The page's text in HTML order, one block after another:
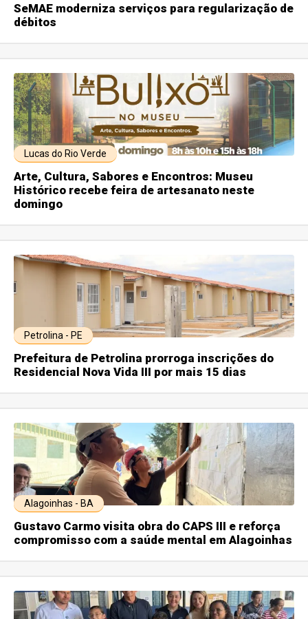
SeMAE moderniza serviços para regularização de
débitos
Lucas do Rio Verde
Arte, Cultura, Sabores e Encontros: Museu
Histórico recebe feira de artesanato neste
domingo
Petrolina - PE
Prefeitura de Petrolina prorroga inscrições do
Residencial Nova Vida III por mais 15 dias
Alagoinhas - BA
Gustavo Carmo visita obra do CAPS III e reforça
compromisso com a saúde mental em Alagoinhas